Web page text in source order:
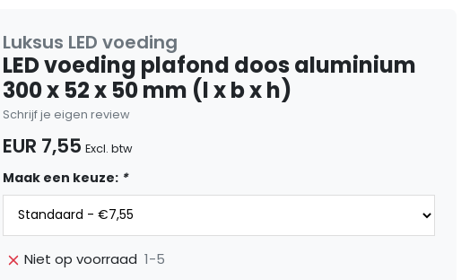
Luksus LED voeding
LED voeding plafond doos aluminium
300 x 52 x 50 mm (l x b x h)
Schrijf je eigen review
EUR 7,55 Excl. btw
Maak een keuze: *
Niet op voorraad 1-5